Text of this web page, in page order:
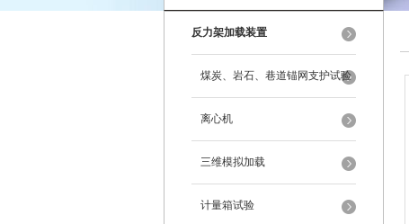
反力架加载装置
煤炭、岩石、巷道锚网支护试验
离心机
三维模拟加载
计量箱试验